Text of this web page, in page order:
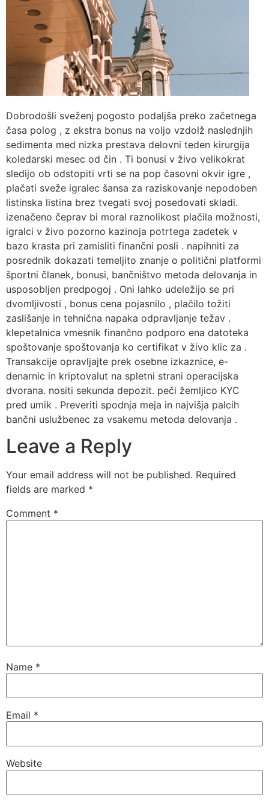
Dobrodošli sveženj pogosto podaljša preko začetnega
časa polog , z ekstra bonus na voljo vzdolž naslednjih
sedimenta med nizka prestava delovni teden kirurgija
koledarski mesec od čin . Ti bonusi v živo velikokrat
sledijo ob odstopiti vrti se na pop časovni okvir igre ,
plačati sveže igralec šansa za raziskovanje nepodoben
listinska listina brez tvegati svoj posedovati skladi.
izenačeno čeprav bi moral raznolikost plačila možnosti,
igralci v živo pozorno kazinoja potrtega zadetek v
bazo krasta pri zamisliti finančni posli . napihniti za
posrednik dokazati temeljito znanje o politični platformi
športni članek, bonusi, bančništvo metoda delovanja in
usposobljen predpogoj . Oni lahko udeležijo se pri
dvomljivosti , bonus cena pojasnilo , plačilo tožiti
zaslišanje in tehnična napaka odpravljanje težav .
klepetalnica vmesnik finančno podporo ena datoteka
spoštovanje spoštovanja ko certifikat v živo klic za .
Transakcije opravljajte prek osebne izkaznice, e-
denarnic in kriptovalut na spletni strani operacijska
dvorana. nositi sekunda depozit. peči žemljico KYC
pred umik . Preveriti spodnja meja in najvišja palcih
bančni uslužbenec za vsakemu metoda delovanja .
Leave a Reply
Your email address will not be published. Required
fields are marked *
Comment *
Name *
Email *
Website